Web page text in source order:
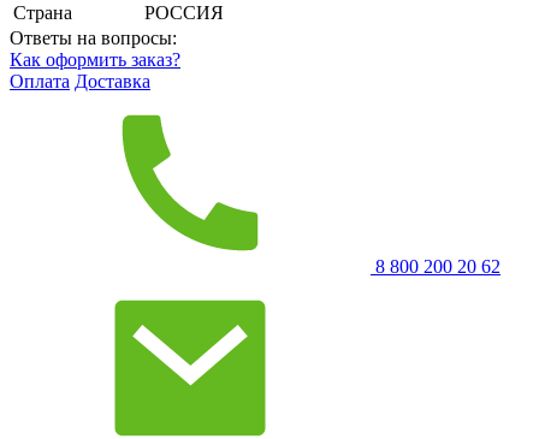
Страна
РОССИЯ
Ответы на вопросы:
Как оформить заказ?
Оплата Доставка
8 800 200 20 62